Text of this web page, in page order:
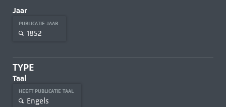
Jaar
PUBLICATIE JAAR
1852
TYPE
Taal
HEEFT PUBLICATIE TAAL
Engels